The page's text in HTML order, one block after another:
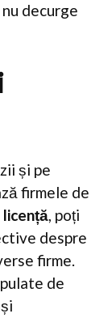
decurge
și pe
firmele de
, poți
despre
firme.
de